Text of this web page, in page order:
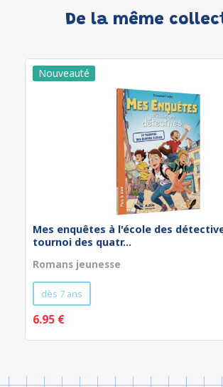
De la même
Mes enquêtes à l'école des
tournoi des quatr...
Romans jeunesse
dès 7 ans
6.95 €